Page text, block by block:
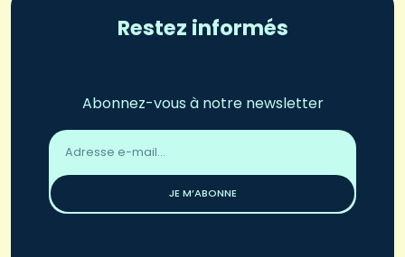
Restez informés
Abonnez-vous à notre newsletter
Adresse
email
JE M’ABONNE